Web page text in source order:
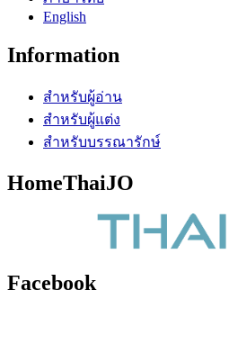
English
Information
สำหรับผู้อ่าน
สำหรับผู้แต่ง
สำหรับบรรณารักษ์
HomeThaiJO
Facebook